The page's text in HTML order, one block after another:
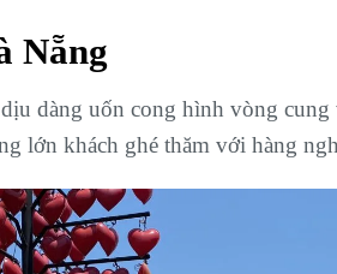
Nẵng
dàng uốn cong hình vòng
lớn khách ghé thăm với hàng